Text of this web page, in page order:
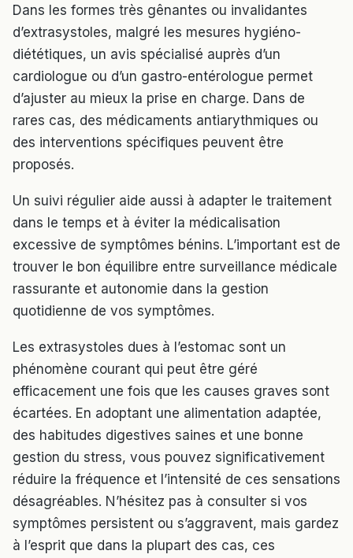
Dans les formes très gênantes ou invalidantes
d’extrasystoles, malgré les mesures hygiéno-
diététiques, un avis spécialisé auprès d’un
cardiologue ou d’un gastro-entérologue permet
d’ajuster au mieux la prise en charge. Dans de
rares cas, des médicaments antiarythmiques ou
des interventions spécifiques peuvent être
proposés.
Un suivi régulier aide aussi à adapter le traitement
dans le temps et à éviter la médicalisation
excessive de symptômes bénins. L’important est de
trouver le bon équilibre entre surveillance médicale
rassurante et autonomie dans la gestion
quotidienne de vos symptômes.
Les extrasystoles dues à l’estomac sont un
phénomène courant qui peut être géré
efficacement une fois que les causes graves sont
écartées. En adoptant une alimentation adaptée,
des habitudes digestives saines et une bonne
gestion du stress, vous pouvez significativement
réduire la fréquence et l’intensité de ces sensations
désagréables. N’hésitez pas à consulter si vos
symptômes persistent ou s’aggravent, mais gardez
à l’esprit que dans la plupart des cas, ces